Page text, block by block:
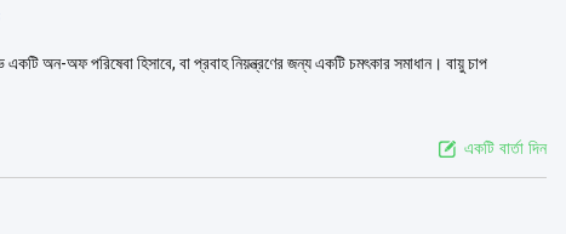
অন-অফ পরিষেবা হিসাবে, বা প্রবাহ নিয়ন্ত্রণের জন্য একটি চমৎকার সমাধান। বায়ু চাপ
একটি বার্তা দিন